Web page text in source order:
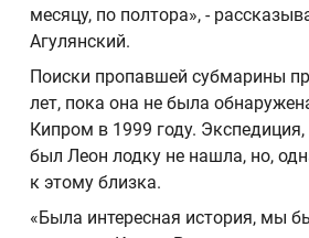
месяцу, по полтора», -
Агулянский.
Поиски пропавшей субмарины
лет, пока она не была
Кипром в 1999 году. Экспедиция,
был Леон лодку не нашла, но,
к этому близка.
«Была интересная история, мы